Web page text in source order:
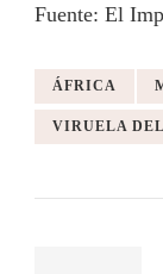
Fuente: El
ÁFRICA
VIRUELA